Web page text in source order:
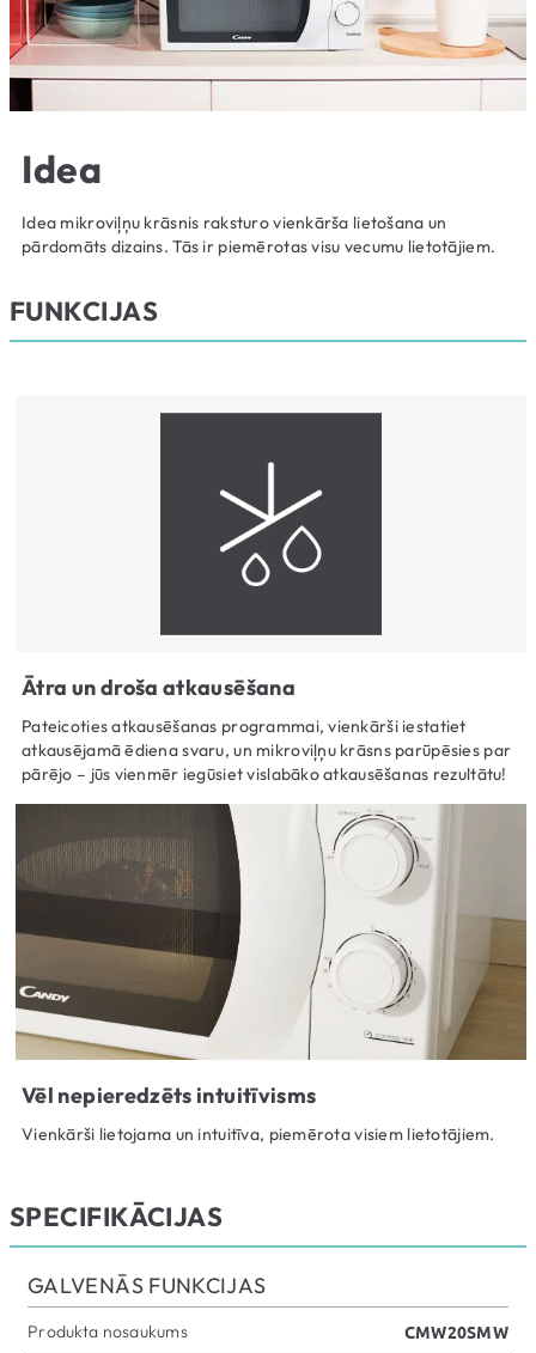
Idea
Idea mikroviļņu krāsnis raksturo vienkārša lietošana un
pārdomāts dizains. Tās ir piemērotas visu vecumu lietotājiem.
FUNKCIJAS
Ātra un droša atkausēšana
Pateicoties atkausēšanas programmai, vienkārši iestatiet
atkausējamā ēdiena svaru, un mikroviļņu krāsns parūpēsies par
pārējo – jūs vienmēr iegūsiet vislabāko atkausēšanas rezultātu!
Vēl nepieredzēts intuitīvisms
Vienkārši lietojama un intuitīva, piemērota visiem lietotājiem.
SPECIFIKĀCIJAS
GALVENĀS FUNKCIJAS
Produkta nosaukums CMW20SMW